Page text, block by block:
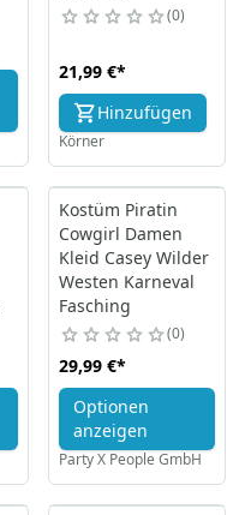
0
21,99 €*
Hinzufügen
Körner
Kostüm Piratin
Cowgirl Damen
Kleid Casey Wilder
Westen Karneval
Fasching
0
29,99 €*
Optionen
anzeigen
Party X People GmbH